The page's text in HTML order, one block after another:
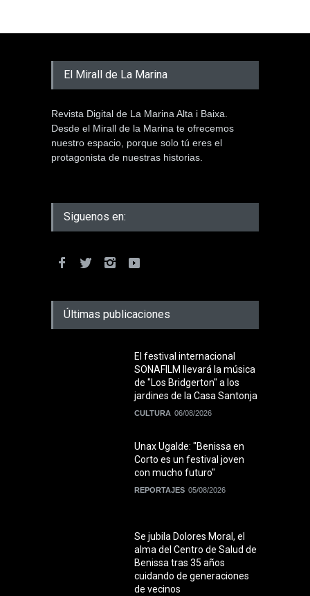
El Mirall de La Marina
Revista Digital de La Marina Alta i Baixa.
Desde el Mirall de la Marina te ofrecemos
nuestro espacio, porque solo tú eres el
protagonista de nuestras historias.
Siguenos en:
Últimas publicaciones
El festival internacional
SONAFILM llevará la música
de "Los Bridgerton" a los
jardines de la Casa Santonja
CULTURA 06/08/2026
Unax Ugalde: "Benissa en
Corto es un festival joven
con mucho futuro"
REPORTAJES 05/08/2026
Se jubila Dolores Moral, el
alma del Centro de Salud de
Benissa tras 35 años
cuidando de generaciones
de vecinos